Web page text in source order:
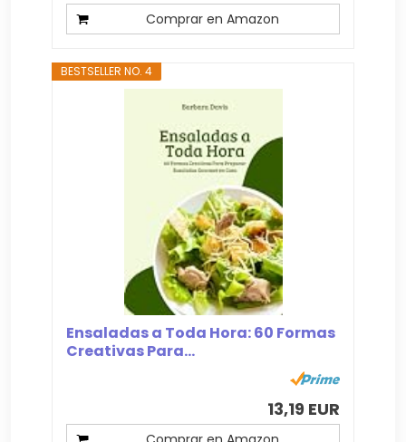
Comprar en Amazon
BESTSELLER NO. 4
Ensaladas a Toda Hora: 60 Formas
Creativas Para...
13,19 EUR